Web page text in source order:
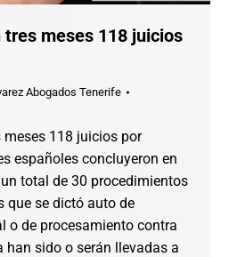
meses 118 juicios
Abogados Tenerife
118 juicios por
españoles concluyeron en
total de 30 procedimientos
que se dictó auto de
o de procesamiento contra
han sido o serán llevadas a